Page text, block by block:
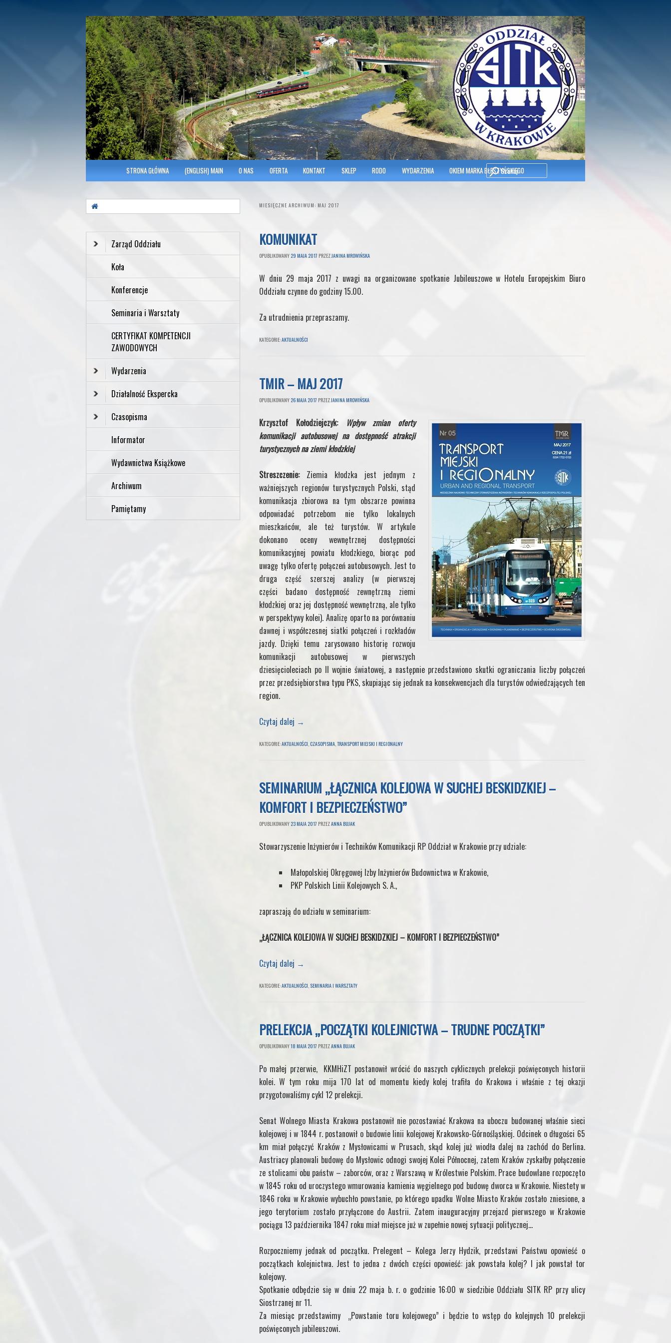
SITK RP Oddział w KRAKOWIE
Polish Association of Engineers & Technicians of Transportation
Szukaj
MENU GŁÓWNESTRONA GŁÓWNA (ENGLISH) MAIN O NAS OFERTA KONTAKT SKLEP RODO WYDARZENIA OKIEM MARKA BŁESZYŃSKIEGO
MIESIĘCZNE ARCHIWUM: MAJ 2017
KOMUNIKAT
OPUBLIKOWANY 29 MAJA 2017 PRZEZJANINA MROWIŃSKA
W dniu 29 maja 2017 z uwagi na organizowane spotkanie Jubileuszowe w Hotelu Europejskim Biuro
Oddziału czynne do godziny 15.00.
Za utrudnienia przepraszamy.
KATEGORIE:AKTUALNOŚCI
TMIR – MAJ 2017
OPUBLIKOWANY 26 MAJA 2017 PRZEZJANINA MROWIŃSKA
Krzysztof Kołodziejczyk:
Wpływ zmian oferty
komunikacji autobusowej na dostępność atrakcji
turystycznych na ziemi kłodzkiej
Streszczenie: Ziemia kłodzka jest jednym z
ważniejszych regionów turystycznych Polski, stąd
komunikacja zbiorowa na tym obszarze powinna
odpowiadać potrzebom nie tylko lokalnych
mieszkańców, ale też turystów. W artykule
dokonano oceny wewnętrznej dostępności
komunikacyjnej powiatu kłodzkiego, biorąc pod
uwagę tylko ofertę połączeń autobusowych. Jest to
druga część szerszej analizy (w pierwszej
części badano dostępność zewnętrzną ziemi
kłodzkiej oraz jej dostępność wewnętrzną, ale tylko
w perspektywy kolei). Analizę oparto na porównaniu
dawnej i współczesnej siatki połączeń i rozkładów
jazdy. Dzięki temu zarysowano historię rozwoju
komunikacji autobusowej w pierwszych
dziesięcioleciach po II wojnie światowej, a następnie przedstawiono skutki ograniczania liczby połączeń
przez przedsiębiorstwa typu PKS, skupiając się jednak na konsekwencjach dla turystów odwiedzających ten
region.
Czytaj dalej →
KATEGORIE:AKTUALNOŚCI,CZASOPISMA,TRANSPORT MIEJSKI I REGIONALNY
SEMINARIUM „ŁĄCZNICA KOLEJOWA W SUCHEJ BESKIDZKIEJ –
KOMFORT I BEZPIECZEŃSTWO”
OPUBLIKOWANY 23 MAJA 2017 PRZEZANNA BUJAK
Stowarzyszenie Inżynierów i Techników Komunikacji RP Oddział w Krakowie przy udziale:
Małopolskiej Okręgowej Izby Inżynierów Budownictwa w Krakowie,
PKP Polskich Linii Kolejowych S. A.,
zapraszają do udziału w seminarium:
„ŁĄCZNICA KOLEJOWA W SUCHEJ BESKIDZKIEJ – KOMFORT I BEZPIECZEŃSTWO”
Czytaj dalej →
KATEGORIE:AKTUALNOŚCI, SEMINARIA I WARSZTATY
PRELEKCJA „POCZĄTKI KOLEJNICTWA – TRUDNE POCZĄTKI”
OPUBLIKOWANY18 MAJA 2017 PRZEZANNA BUJAK
Po małej przerwie, KKMHiZT postanowił wrócić do naszych cyklicznych prelekcji poświęconych historii
kolei. W tym roku mija 170 lat od momentu kiedy kolej trafiła do Krakowa i właśnie z tej okazji
przygotowaliśmy cykl 12 prelekcji.
Senat Wolnego Miasta Krakowa postanowił nie pozostawiać Krakowa na uboczu budowanej właśnie sieci
kolejowej i w 1844 r. postanowił o budowie linii kolejowej Krakowsko-Górnośląskiej. Odcinek o długości 65
km miał połączyć Kraków z Mysłowicami w Prusach, skąd kolej już wiodła dalej na zachód do Berlina.
Austriacy planowali budowę do Mysłowic odnogi swojej Kolei Północnej, zatem Kraków zyskałby połączenie
ze stolicami obu państw – zaborców, oraz z Warszawą w Królestwie Polskim. Prace budowlane rozpoczęto
w 1845 roku od uroczystego wmurowania kamienia węgielnego pod budowę dworca w Krakowie. Niestety w
1846 roku w Krakowie wybuchło powstanie, po którego upadku Wolne Miasto Kraków zostało zniesione, a
jego terytorium zostało przyłączone do Austrii. Zatem inauguracyjny przejazd pierwszego w Krakowie
pociągu 13 października 1847 roku miał miejsce już w zupełnie nowej sytuacji politycznej…
Rozpoczniemy jednak od początku. Prelegent – Kolega Jerzy Hydzik, przedstawi Państwu opowieść o
początkach kolejnictwa. Jest to jedna z dwóch części opowieść: jak powstała kolej? I jak powstał tor
kolejowy.
Spotkanie odbędzie się w dniu 22 maja b. r. o godzinie 16:00 w siedzibie Oddziału SITK RP przy ulicy
Siostrzanej nr 11.
Za miesiąc przedstawimy „Powstanie toru kolejowego” i będzie to wstęp do kolejnych 10 prelekcji
poświęconych jubileuszowi.
Zarząd Oddziału
Koła
Konferencje
Seminaria i Warsztaty
CERTYFIKAT KOMPETENCJI
ZAWODOWYCH
Wydarzenia
Działalność Ekspercka
Czasopisma
Informator
Wydawnictwa Książkowe
Archiwum
Pamiętamy